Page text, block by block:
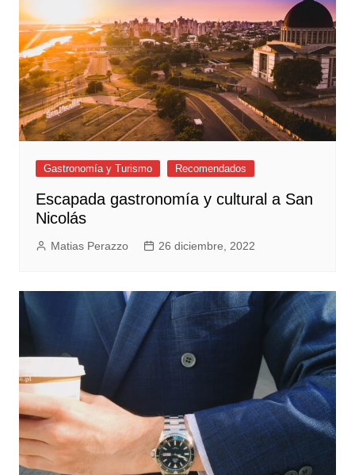
Gastronomía y Turismo Recomendados
​Escapada ​gastronomía y cultural a San
Nicolás
Matias Perazzo 26 diciembre, 2022